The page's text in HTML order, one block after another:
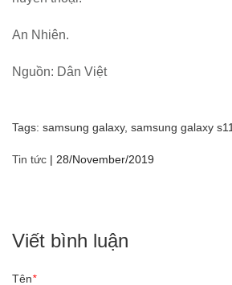
An Nhiên.
Nguồn: Dân Việt
Tags: samsung galaxy, samsung galaxy
Tin tức | 28/November/2019
Viết bình luận
Tên*